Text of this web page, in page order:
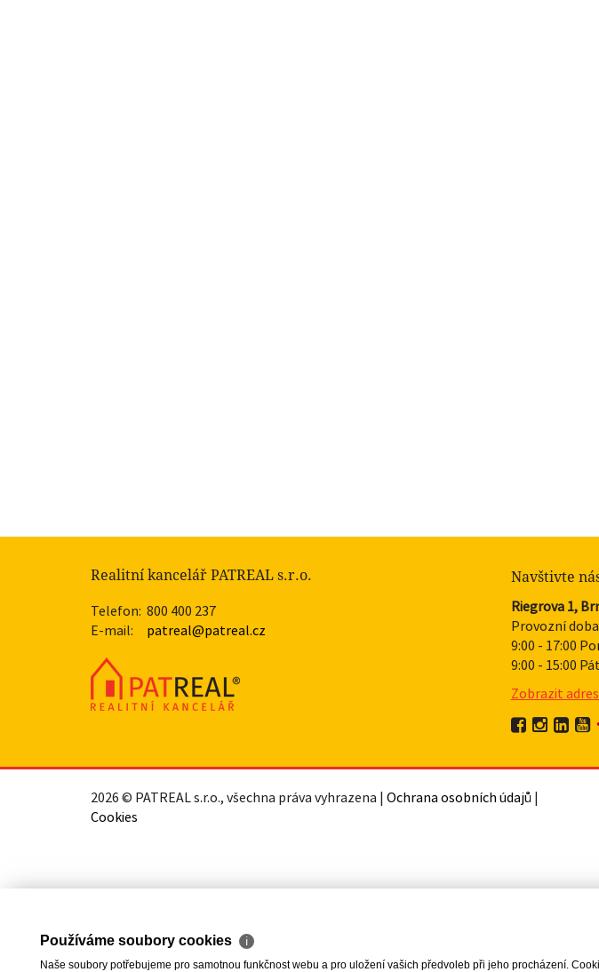
Realitní kancelář PATREAL s.r.o.
Telefon: 800 400 237
E-mail:
patreal@patreal.cz
Navštivte
Riegrova 1,
Provozní
9:00 - 17:00
9:00 - 15:00
Zobrazit
2026 © PATREAL s.r.o., všechna práva vyhrazena | Ochrana osobních údajů |
Cookies
Používáme soubory cookies ℹ
Naše soubory potřebujeme pro samotnou funkčnost webu a pro uložení vašich předvoleb při jeho procházení.